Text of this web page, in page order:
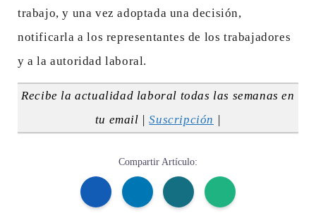
trabajo, y una vez adoptada una decisión,
notificarla a los representantes de los trabajadores
y a la autoridad laboral.
Recibe la actualidad laboral todas las semanas en
tu email |Suscripción |
Compartir Artículo: